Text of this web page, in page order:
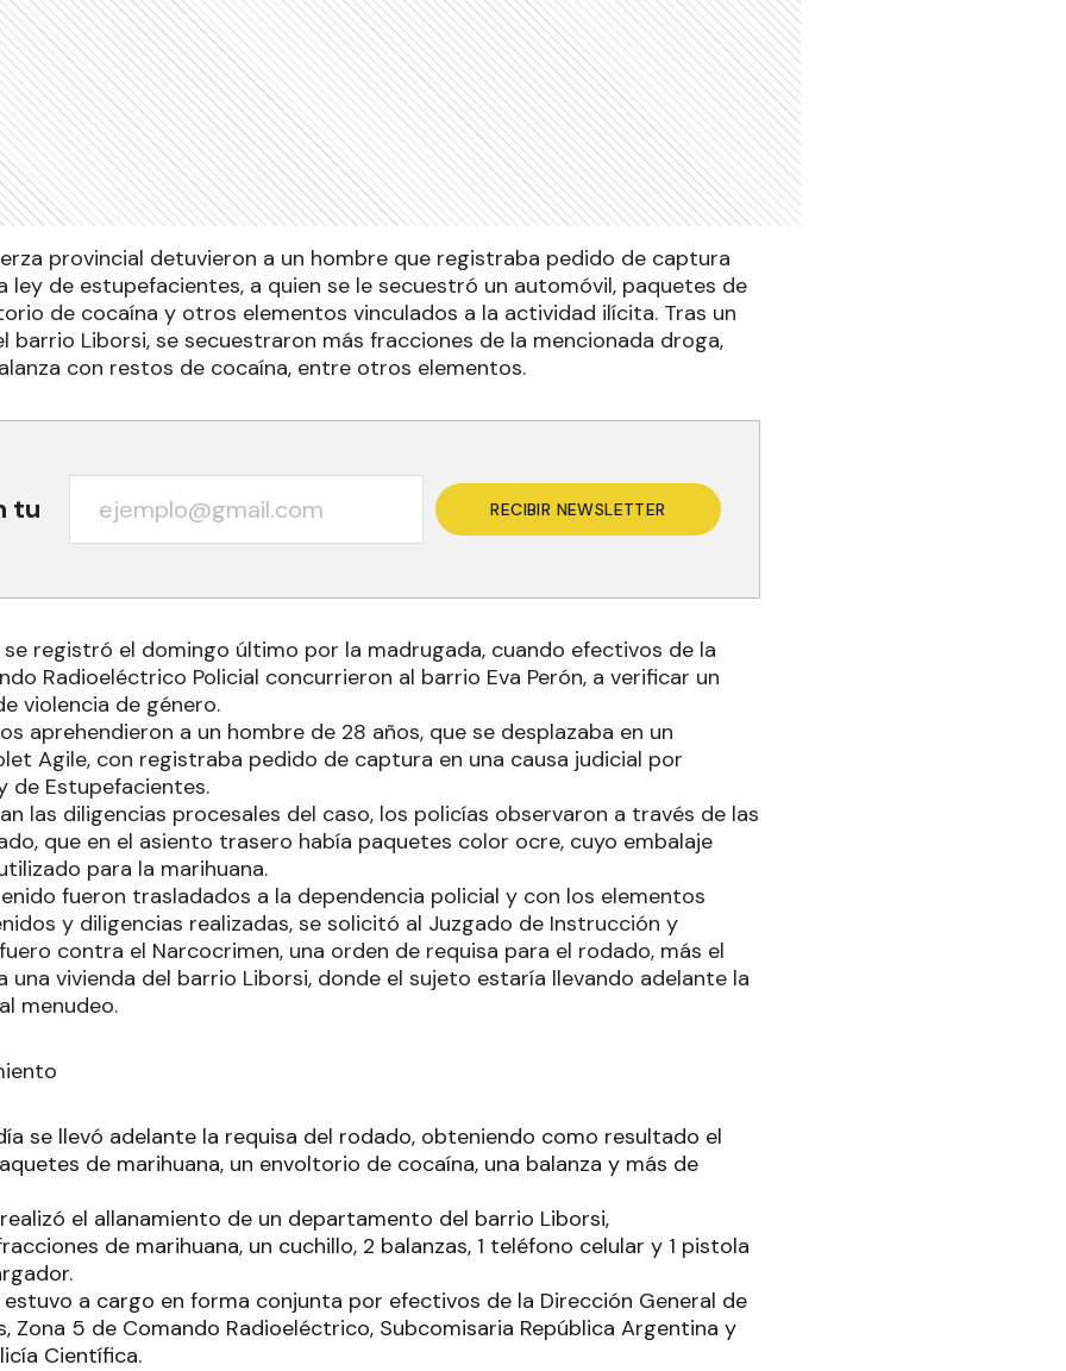
provincial detuvieron a un hombre que registraba pedido de captura
ley de estupefacientes, a quien se le secuestró un automóvil, paquetes de
de cocaína y otros elementos vinculados a la actividad ilícita. Tras un
barrio Liborsi, se secuestraron más fracciones de la mencionada droga,
con restos de cocaína, entre otros elementos.
tu RECIBIR NEWSLETTER
registró el domingo último por la madrugada, cuando efectivos de la
Radioeléctrico Policial concurrieron al barrio Eva Perón, a verificar un
violencia de género.
aprehendieron a un hombre de 28 años, que se desplazaba en un
Agile, con registraba pedido de captura en una causa judicial por
de Estupefacientes.
las diligencias procesales del caso, los policías observaron a través de las
que en el asiento trasero había paquetes color ocre, cuyo embalaje
para la marihuana.
fueron trasladados a la dependencia policial y con los elementos
y diligencias realizadas, se solicitó al Juzgado de Instrucción y
contra el Narcocrimen, una orden de requisa para el rodado, más el
una vivienda del barrio Liborsi, donde el sujeto estaría llevando adelante la
menudeo.
se llevó adelante la requisa del rodado, obteniendo como resultado el
de marihuana, un envoltorio de cocaína, una balanza y más de
el allanamiento de un departamento del barrio Liborsi,
de marihuana, un cuchillo, 2 balanzas, 1 teléfono celular y 1 pistola
a cargo en forma conjunta por efectivos de la Dirección General de
Zona 5 de Comando Radioeléctrico, Subcomisaria República Argentina y
Científica.